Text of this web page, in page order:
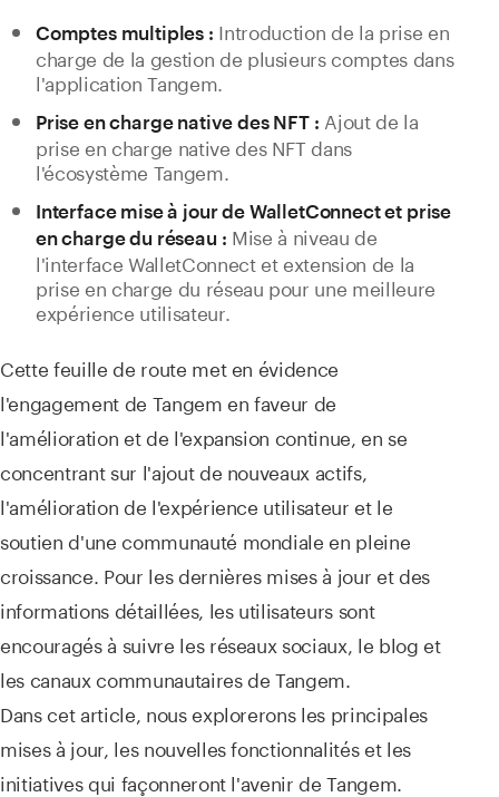
Comptes multiples : Introduction de la prise en
charge de la gestion de plusieurs comptes dans
l'application Tangem.
Prise en charge native des NFT : Ajout de la
prise en charge native des NFT dans
l'écosystème Tangem.
Interface mise à jour de WalletConnect et prise
en charge du réseau : Mise à niveau de
l'interface WalletConnect et extension de la
prise en charge du réseau pour une meilleure
expérience utilisateur.
Cette feuille de route met en évidence
l'engagement de Tangem en faveur de
l'amélioration et de l'expansion continue, en se
concentrant sur l'ajout de nouveaux actifs,
l'amélioration de l'expérience utilisateur et le
soutien d'une communauté mondiale en pleine
croissance. Pour les dernières mises à jour et des
informations détaillées, les utilisateurs sont
encouragés à suivre les réseaux sociaux, le blog et
les canaux communautaires de Tangem.
Dans cet article, nous explorerons les principales
mises à jour, les nouvelles fonctionnalités et les
initiatives qui façonneront l'avenir de Tangem.